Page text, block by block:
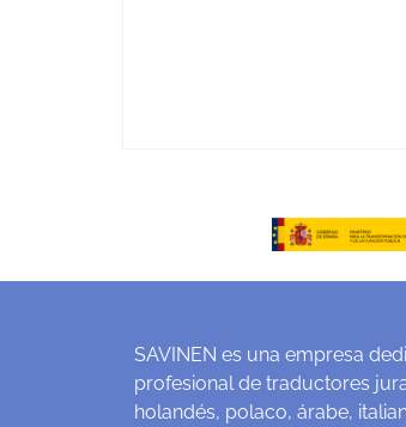
SAVINEN es una empresa
profesional de traductores
holandés, polaco, árabe,